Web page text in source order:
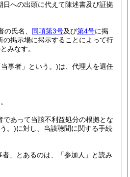
日への出頭に代えて陳述書及び証拠
氏名、 同項第3号及び第4号に掲
掲示場に掲示することによって行
みなす。
事者」という。)は、代理人を選任
あって当該不利益処分の根拠とな
。)に対し、当該聴聞に関する手続
者」とあるのは、「参加人」と読み